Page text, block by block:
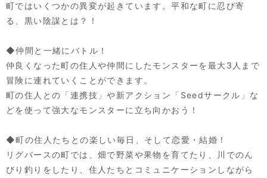
町ではいくつかの異変が起きています。平和な町に忍び寄
る、黒い陰謀とは？！
◆仲間と一緒にバトル！
仲良くなった町の住人や仲間にしたモンスターを最大3人まで
冒険に連れていくことができます。
町の住人との「連携技」や新アクション「Seedサークル」な
どを使って強大なモンスターに立ち向かおう！
◆町の住人たちとの楽しい毎日、そして恋愛・結婚！
リグバースの町では、畑で野菜や果物を育てたり、川でのん
びり釣りをしたり、住人たちとコミュニケーションしながら